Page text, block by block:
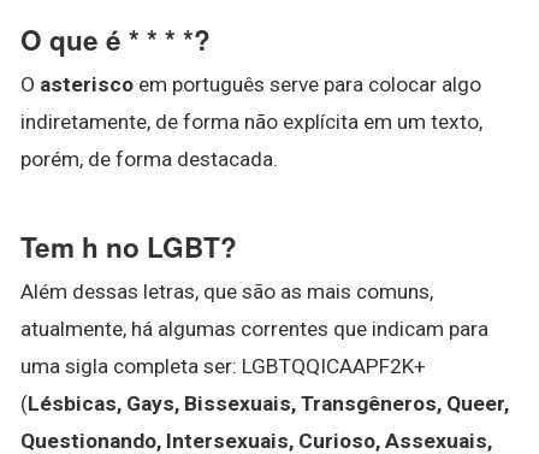
O que é * * * *?
O asterisco em português serve para colocar algo
indiretamente, de forma não explícita em um texto,
porém, de forma destacada.
Tem h no LGBT?
Além dessas letras, que são as mais comuns,
atualmente, há algumas correntes que indicam para
uma sigla completa ser: LGBTQQICAAPF2K+
(Lésbicas, Gays, Bissexuais, Transgêneros, Queer,
Questionando, Intersexuais, Curioso, Assexuais,